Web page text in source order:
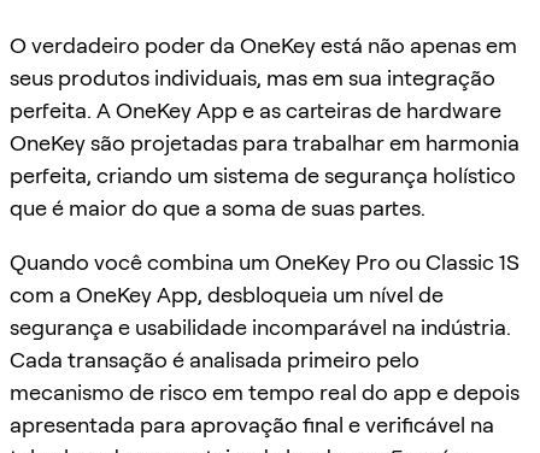
O verdadeiro poder da OneKey está não apenas em
seus produtos individuais, mas em sua integração
perfeita. A OneKey App e as carteiras de hardware
OneKey são projetadas para trabalhar em harmonia
perfeita, criando um sistema de segurança holístico
que é maior do que a soma de suas partes.
Quando você combina um OneKey Pro ou Classic 1S
com a OneKey App, desbloqueia um nível de
segurança e usabilidade incomparável na indústria.
Cada transação é analisada primeiro pelo
mecanismo de risco em tempo real do app e depois
apresentada para aprovação final e verificável na